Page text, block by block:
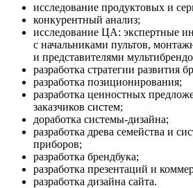
исследование продуктовых и
конкурентный анализ;
исследование ЦА: экспертные
с начальниками пультов,
и представителями
разработка стратегии развития
разработка позиционирования;
разработка ценностных
заказчиков систем;
доработка системы-дизайна;
разработка древа семейства и
приборов;
разработка брендбука;
разработка презентаций и
разработка дизайна сайта.